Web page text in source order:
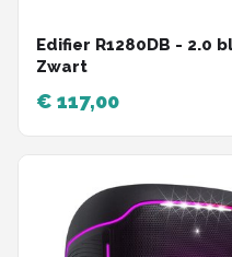
Edifier R1280DB -
Zwart
€ 117,00